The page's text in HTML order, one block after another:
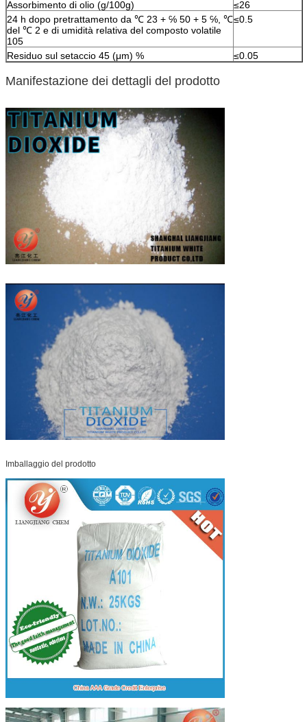
Assorbimento di olio (g/100g)
≤26
24 h dopo pretrattamento da ℃ 23 + ℅ 50 + 5 ℅, ℃
del ℃ 2 e di umidità relativa del composto volatile
105
≤0.5
Residuo sul setaccio 45 (μm) % ≤0.05
Manifestazione dei dettagli del prodotto
Imballaggio del prodotto